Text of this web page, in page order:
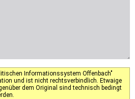
Informationssystem Offenbach"
und ist nicht rechtsverbindlich. Etwaige
dem Original sind technisch bedingt